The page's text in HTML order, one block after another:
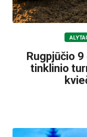
Rugpjūčio
tinklinio